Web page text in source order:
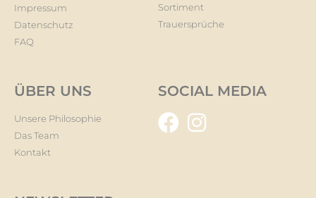
Impressum
Datenschutz
FAQ
Sortiment
Trauersprüche
ÜBER UNS
Unsere Philosophie
Das Team
Kontakt
SOCIAL MEDIA